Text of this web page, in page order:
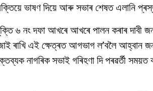
ভাষণ দিয়ে আৰু সভাৰ শেষত এলানি
৬ নং দফা আখৰে আখৰে পালন কৰাৰ দাবী
ৰাখি এই ক্ষেত্ৰত আগভাগ ল’বলৈ আহ্বান
নাগৰিক সভাই গৰিহণা দি পৰৱৰ্তী